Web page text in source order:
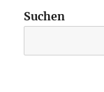
Suchen